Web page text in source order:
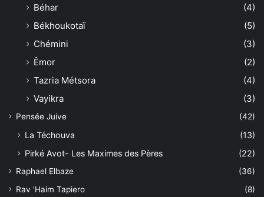
Béhar
(4)
Békhoukotaï
(5)
Chémini
(3)
Êmor
(2)
Tazria Métsora
(4)
Vayikra
(3)
Pensée Juive (42)
La Téchouva
(13)
Pirké Avot- Les Maximes des Pères
(22)
Raphael Elbaze
(36)
Rav 'Haim Tapiero
(8)